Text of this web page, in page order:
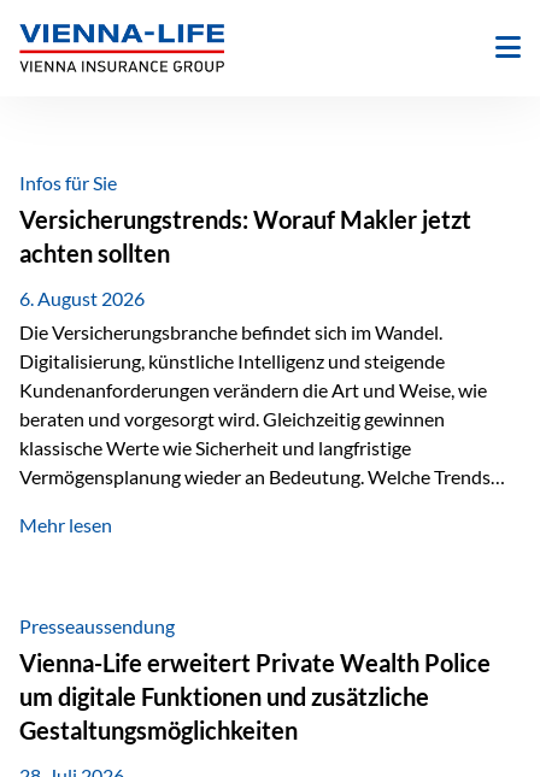
Inhalt
springen
Infos für Sie
Versicherungstrends: Worauf Makler jetzt
achten sollten
6. August 2026
Die Versicherungsbranche befindet sich im Wandel.
Digitalisierung, künstliche Intelligenz und steigende
Kundenanforderungen verändern die Art und Weise, wie
beraten und vorgesorgt wird. Gleichzeitig gewinnen
klassische Werte wie Sicherheit und langfristige
Vermögensplanung wieder an Bedeutung. Welche Trends
Blick behalten? Digitalisierung und KI verändern die
administrative Aufgaben, beschleunigen Abläufe und
schaffen mehr Zeit für das Wesentliche: die persönliche
Beratung. Gerade deshalb wird die individuelle Betreuung
zum entscheidenden Erfolgsfaktor. Technologie kann
unterstützen, Vertrauen entsteht jedoch weiterhin im
persönlichen Gespräch. Bei der Vienna-Life reagieren…
Mehr lesen
Presseaussendung
Vienna-Life erweitert Private Wealth Police
um digitale Funktionen und zusätzliche
Gestaltungsmöglichkeiten